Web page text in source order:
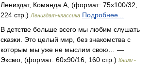
Лениздат, Команда А, (формат: 75x100/32,
224 стр.) Лениздат-классика Подробнее...
В детстве больше всего мы любим слушать
сказки. Это целый мир, без знакомства с
которым мы уже не мыслим свою… —
Эксмо, (формат: 60x90/16, 160 стр.) Книги -